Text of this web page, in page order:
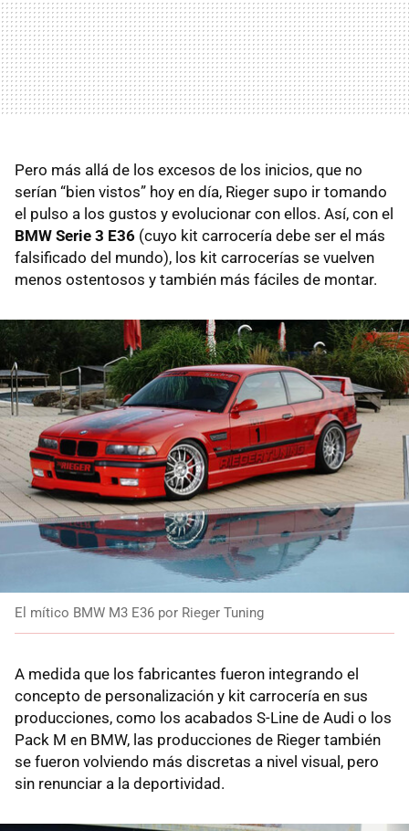
Pero más allá de los excesos de los inicios, que no
serían “bien vistos” hoy en día, Rieger supo ir tomando
el pulso a los gustos y evolucionar con ellos. Así, con el
BMW Serie 3 E36 (cuyo kit carrocería debe ser el más
falsificado del mundo), los kit carrocerías se vuelven
menos ostentosos y también más fáciles de montar.
El mítico BMW M3 E36 por Rieger Tuning
A medida que los fabricantes fueron integrando el
concepto de personalización y kit carrocería en sus
producciones, como los acabados S-Line de Audi o los
Pack M en BMW, las producciones de Rieger también
se fueron volviendo más discretas a nivel visual, pero
sin renunciar a la deportividad.